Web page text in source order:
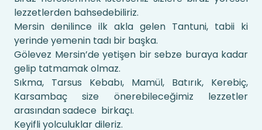
lezzetlerden bahsedebiliriz.
Mersin denilince ilk akla gelen Tantuni, tabii ki
yerinde yemenin tadı bir başka.
Gölevez Mersin’de yetişen bir sebze buraya kadar
gelip tatmamak olmaz.
Sıkma, Tarsus Kebabı, Mamül, Batırık, Kerebiç,
Karsambaç size önerebileceğimiz lezzetler
arasından sadece birkaçı.
Keyifli yolculuklar dileriz.